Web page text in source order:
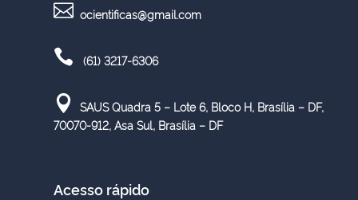
 ocientificas@gmail.com
 (61) 3217-6306

SAUS Quadra 5 – Lote 6, Bloco H, Brasília – DF,
70070-912,Asa Sul, Brasília – DF
Acesso rápido